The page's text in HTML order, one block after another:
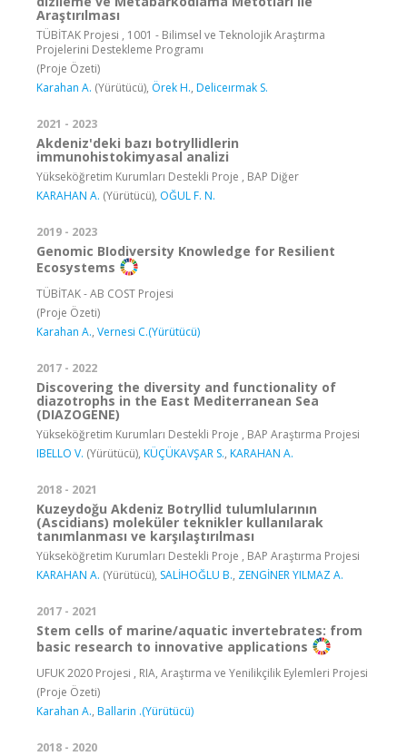
Araştırılması
TÜBİTAK Projesi , 1001 - Bilimsel ve Teknolojik Araştırma
Projelerini Destekleme Programı
(Proje Özeti)
Karahan A. (Yürütücü), Örek H., Deliceırmak S.
2021 - 2023
Akdeniz'deki bazı botryllidlerin
immunohistokimyasal analizi
Yükseköğretim Kurumları Destekli Proje , BAP Diğer
KARAHAN A. (Yürütücü), OĞUL F. N.
2019 - 2023
Genomic BIodiversity Knowledge for Resilient
Ecosystems
TÜBİTAK - AB COST Projesi
(Proje Özeti)
Karahan A., Vernesi C.(Yürütücü)
2017 - 2022
Discovering the diversity and functionality of
diazotrophs in the East Mediterranean Sea
(DIAZOGENE)
Yükseköğretim Kurumları Destekli Proje , BAP Araştırma Projesi
IBELLO V. (Yürütücü), KÜÇÜKAVŞAR S., KARAHAN A.
2018 - 2021
Kuzeydoğu Akdeniz Botryllid tulumlularının
(Ascidians) moleküler teknikler kullanılarak
tanımlanması ve karşılaştırılması
Yükseköğretim Kurumları Destekli Proje , BAP Araştırma Projesi
KARAHAN A. (Yürütücü), SALİHOĞLU B., ZENGİNER YILMAZ A.
2017 - 2021
Stem cells of marine/aquatic invertebrates: from
basic research to innovative applications
UFUK 2020 Projesi , RIA, Araştırma ve Yenilikçilik Eylemleri Projesi
(Proje Özeti)
Karahan A., Ballarin .(Yürütücü)
2018 - 2020